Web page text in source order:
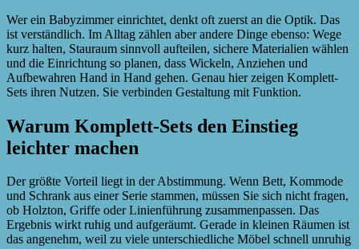
Wer ein Babyzimmer einrichtet, denkt oft zuerst an die Optik. Das
ist verständlich. Im Alltag zählen aber andere Dinge ebenso: Wege
kurz halten, Stauraum sinnvoll aufteilen, sichere Materialien wählen
und die Einrichtung so planen, dass Wickeln, Anziehen und
Aufbewahren Hand in Hand gehen. Genau hier zeigen Komplett-
Sets ihren Nutzen. Sie verbinden Gestaltung mit Funktion.
Warum Komplett-Sets den Einstieg
leichter machen
Der größte Vorteil liegt in der Abstimmung. Wenn Bett, Kommode
und Schrank aus einer Serie stammen, müssen Sie sich nicht fragen,
ob Holzton, Griffe oder Linienführung zusammenpassen. Das
Ergebnis wirkt ruhig und aufgeräumt. Gerade in kleinen Räumen ist
das angenehm, weil zu viele unterschiedliche Möbel schnell unruhig